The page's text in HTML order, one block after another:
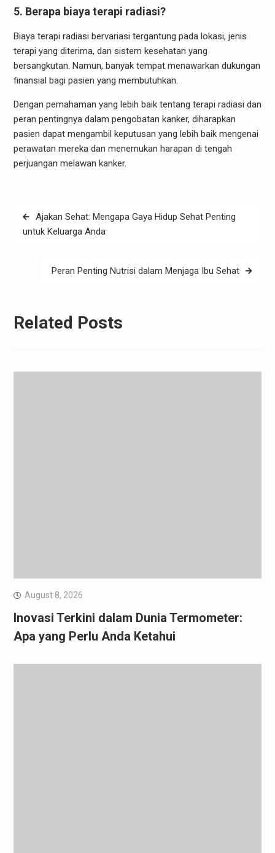
5. Berapa biaya terapi radiasi?
Biaya terapi radiasi bervariasi tergantung pada lokasi, jenis
terapi yang diterima, dan sistem kesehatan yang
bersangkutan. Namun, banyak tempat menawarkan dukungan
finansial bagi pasien yang membutuhkan.
Dengan pemahaman yang lebih baik tentang terapi radiasi dan
peran pentingnya dalam pengobatan kanker, diharapkan
pasien dapat mengambil keputusan yang lebih baik mengenai
perawatan mereka dan menemukan harapan di tengah
perjuangan melawan kanker.
Post
navigation
Ajakan Sehat: Mengapa Gaya Hidup Sehat Penting
untuk Keluarga Anda
Peran Penting Nutrisi dalam Menjaga Ibu Sehat
Related Posts
August 8, 2026
Inovasi Terkini dalam Dunia Termometer:
Apa yang Perlu Anda Ketahui